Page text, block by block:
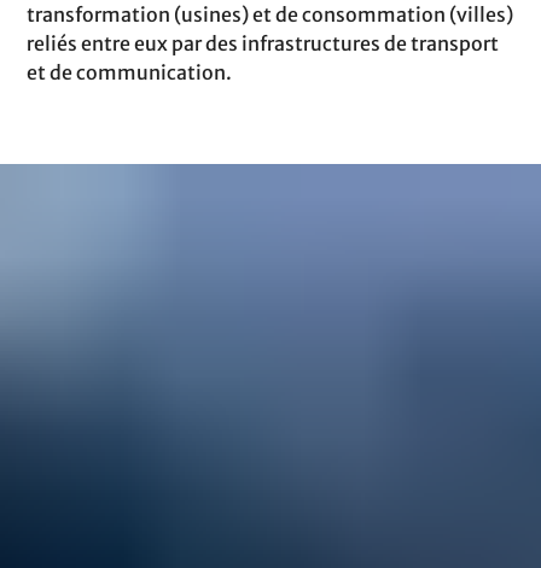
transformation (usines) et de consommation (villes)
reliés entre eux par des infrastructures de transport
et de communication.